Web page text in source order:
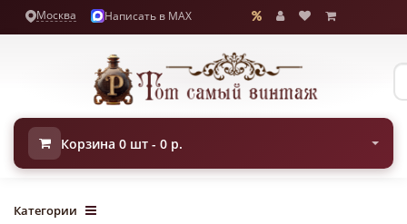
Москва Написать в MAX
Корзина 0 шт - 0 р.
Категории